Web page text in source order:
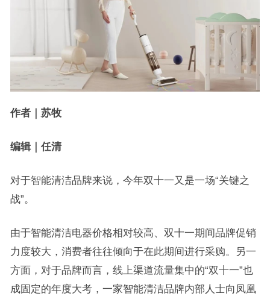
作者｜苏牧
编辑｜任清
对于智能清洁品牌来说，今年双十一又是一场“关键之
战”。
由于智能清洁电器价格相对较高、双十一期间品牌促销
力度较大，消费者往往倾向于在此期间进行采购。另一
方面，对于品牌而言，线上渠道流量集中的“双十一”也
成固定的年度大考，一家智能清洁品牌内部人士向凤凰